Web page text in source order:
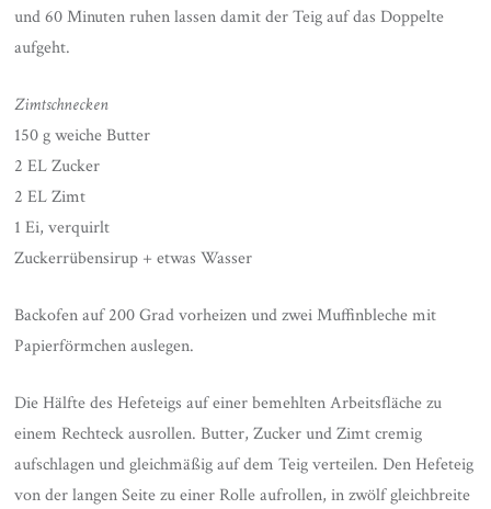
und 60 Minuten ruhen lassen damit der Teig auf das Doppelte
aufgeht.
Zimtschnecken
150 g weiche Butter
2 EL Zucker
2 EL Zimt
1 Ei, verquirlt
Zuckerrübensirup + etwas Wasser
Backofen auf 200 Grad vorheizen und zwei Muffinbleche mit
Papierförmchen auslegen.
Die Hälfte des Hefeteigs auf einer bemehlten Arbeitsfläche zu
einem Rechteck ausrollen. Butter, Zucker und Zimt cremig
aufschlagen und gleichmäßig auf dem Teig verteilen. Den Hefeteig
von der langen Seite zu einer Rolle aufrollen, in zwölf gleichbreite